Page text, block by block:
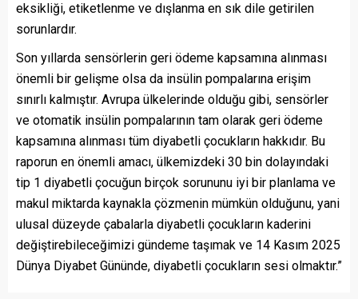
eksikliği, etiketlenme ve dışlanma en sık dile getirilen
sorunlardır.
Son yıllarda sensörlerin geri ödeme kapsamına alınması
önemli bir gelişme olsa da insülin pompalarına erişim
sınırlı kalmıştır. Avrupa ülkelerinde olduğu gibi, sensörler
ve otomatik insülin pompalarının tam olarak geri ödeme
kapsamına alınması tüm diyabetli çocukların hakkıdır. Bu
raporun en önemli amacı, ülkemizdeki 30 bin dolayındaki
tip 1 diyabetli çocuğun birçok sorununu iyi bir planlama ve
makul miktarda kaynakla çözmenin mümkün olduğunu, yani
ulusal düzeyde çabalarla diyabetli çocukların kaderini
değiştirebileceğimizi gündeme taşımak ve 14 Kasım 2025
Dünya Diyabet Gününde, diyabetli çocukların sesi olmaktır.”